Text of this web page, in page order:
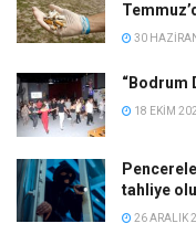
30
“Bodrum
18 EKIM
tahliye
26 ARALIK